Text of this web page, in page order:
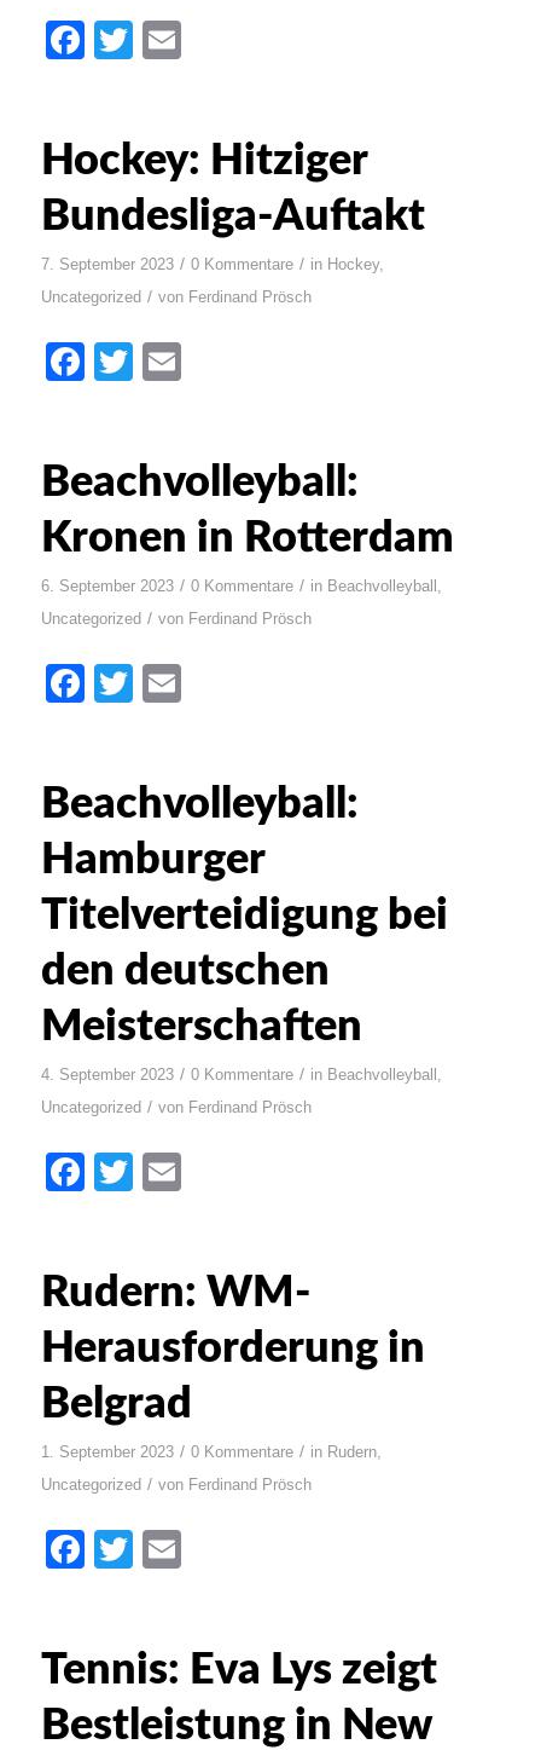
Facebook
Twitter
Hockey: Hitziger
Bundesliga-Auftakt
7. September 2023 / 0 Kommentare / in Hockey,
Uncategorized / von Ferdinand Prösch
Facebook
Twitter
Beachvolleyball:
Kronen in Rotterdam
6. September 2023 / 0 Kommentare / in Beachvolleyball ,
Uncategorized / von Ferdinand Prösch
Facebook
Twitter
Beachvolleyball:
Hamburger
Titelverteidigung bei
den deutschen
Meisterschaften
4. September 2023 / 0 Kommentare / in Beachvolleyball ,
Uncategorized / von Ferdinand Prösch
Facebook
Twitter
Rudern: WM-
Herausforderung in
Belgrad
1. September 2023 / 0 Kommentare / in Rudern,
Uncategorized / von Ferdinand Prösch
Facebook
Twitter
Tennis: Eva Lys zeigt
Bestleistung in New